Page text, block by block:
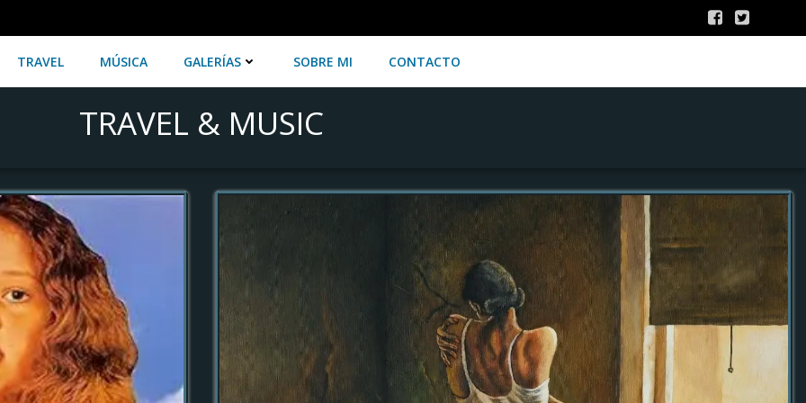
TRAVEL MÚSICA GALERÍAS SOBRE MI CONTACTO
TRAVEL & MUSIC